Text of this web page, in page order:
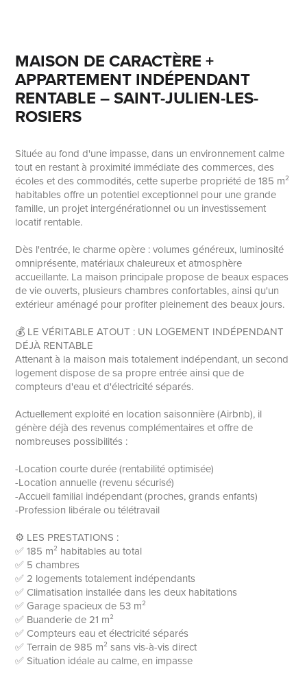
MAISON DE CARACTÈRE +
APPARTEMENT INDÉPENDANT
RENTABLE – SAINT-JULIEN-LES-
ROSIERS
Située au fond d'une impasse, dans un environnement calme
tout en restant à proximité immédiate des commerces, des
écoles et des commodités, cette superbe propriété de 185 m²
habitables offre un potentiel exceptionnel pour une grande
famille, un projet intergénérationnel ou un investissement
locatif rentable.
Dès l'entrée, le charme opère : volumes généreux, luminosité
omniprésente, matériaux chaleureux et atmosphère
accueillante. La maison principale propose de beaux espaces
de vie ouverts, plusieurs chambres confortables, ainsi qu'un
extérieur aménagé pour profiter pleinement des beaux jours.
💰 LE VÉRITABLE ATOUT : UN LOGEMENT INDÉPENDANT
DÉJÀ RENTABLE
Attenant à la maison mais totalement indépendant, un second
logement dispose de sa propre entrée ainsi que de
compteurs d'eau et d'électricité séparés.
Actuellement exploité en location saisonnière (Airbnb), il
génère déjà des revenus complémentaires et offre de
nombreuses possibilités :
-Location courte durée (rentabilité optimisée)
-Location annuelle (revenu sécurisé)
-Accueil familial indépendant (proches, grands enfants)
-Profession libérale ou télétravail
⚙️ LES PRESTATIONS :
✅ 185 m² habitables au total
✅ 5 chambres
✅ 2 logements totalement indépendants
✅ Climatisation installée dans les deux habitations
✅ Garage spacieux de 53 m²
✅ Buanderie de 21 m²
✅ Compteurs eau et électricité séparés
✅ Terrain de 985 m² sans vis-à-vis direct
✅ Situation idéale au calme, en impasse